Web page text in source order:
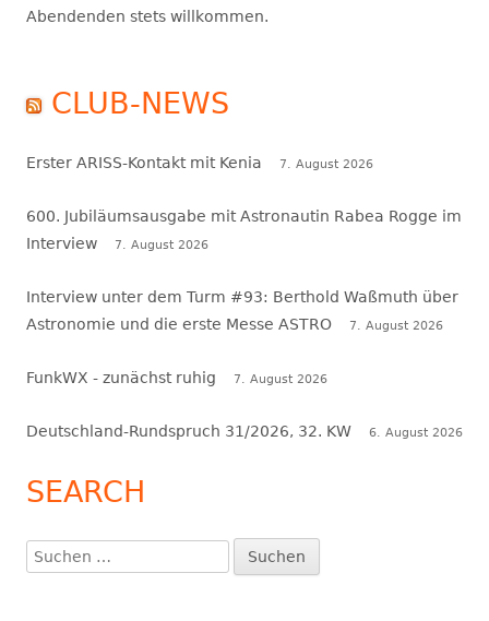
Abendenden stets willkommen.
CLUB-NEWS
Erster ARISS-Kontakt mit Kenia 7. August 2026
600. Jubiläumsausgabe mit Astronautin Rabea Rogge im
Interview
7. August 2026
Interview unter dem Turm #93: Berthold Waßmuth über
Astronomie und die erste Messe ASTRO
7. August 2026
FunkWX - zunächst ruhig 7. August 2026
Deutschland-Rundspruch 31/2026, 32. KW 6. August 2026
SEARCH
Suchen
nach: